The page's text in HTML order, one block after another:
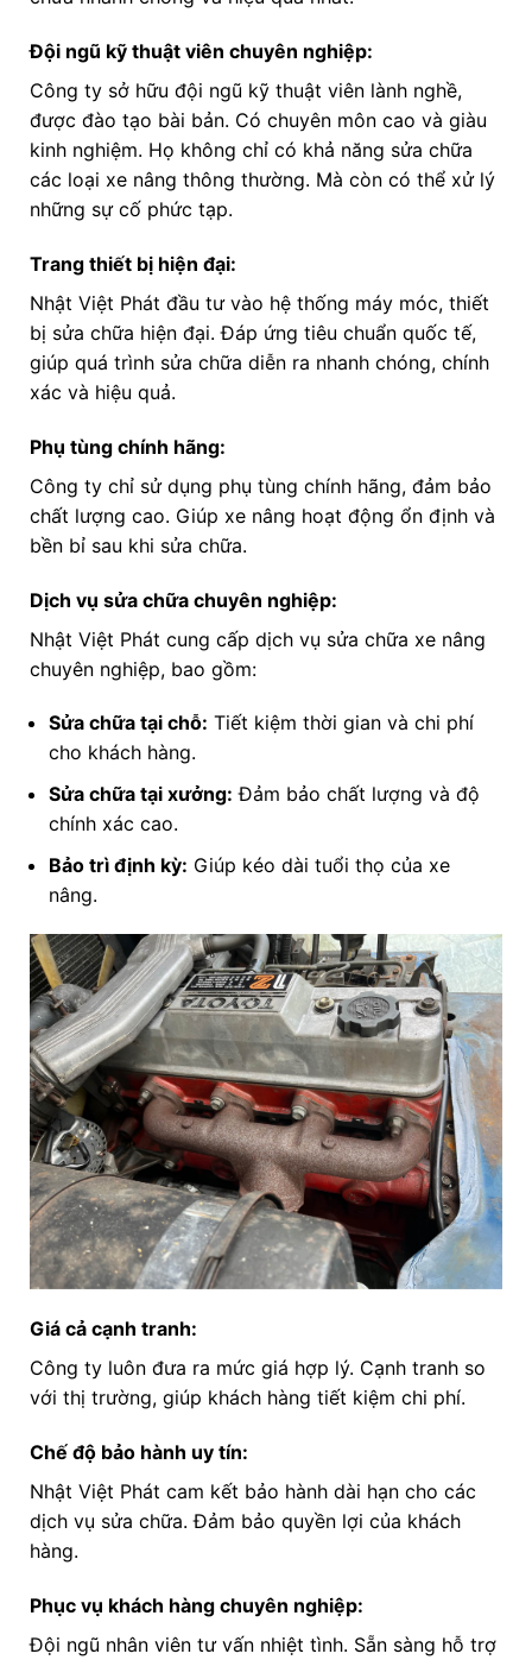
Đội ngũ kỹ thuật viên chuyên nghiệp:
Công ty sở hữu đội ngũ kỹ thuật viên lành nghề,
được đào tạo bài bản. Có chuyên môn cao và giàu
kinh nghiệm. Họ không chỉ có khả năng sửa chữa
các loại xe nâng thông thường. Mà còn có thể xử lý
những sự cố phức tạp.
Trang thiết bị hiện đại:
Nhật Việt Phát đầu tư vào hệ thống máy móc, thiết
bị sửa chữa hiện đại. Đáp ứng tiêu chuẩn quốc tế,
giúp quá trình sửa chữa diễn ra nhanh chóng, chính
xác và hiệu quả.
Phụ tùng chính hãng:
Công ty chỉ sử dụng phụ tùng chính hãng, đảm bảo
chất lượng cao. Giúp xe nâng hoạt động ổn định và
bền bỉ sau khi sửa chữa.
Dịch vụ sửa chữa chuyên nghiệp:
Nhật Việt Phát cung cấp dịch vụ sửa chữa xe nâng
chuyên nghiệp, bao gồm:
Sửa chữa tại chỗ: Tiết kiệm thời gian và chi phí
cho khách hàng.
Sửa chữa tại xưởng: Đảm bảo chất lượng và độ
chính xác cao.
Bảo trì định kỳ: Giúp kéo dài tuổi thọ của xe
nâng.
Giá cả cạnh tranh:
Công ty luôn đưa ra mức giá hợp lý. Cạnh tranh so
với thị trường, giúp khách hàng tiết kiệm chi phí.
Chế độ bảo hành uy tín:
Nhật Việt Phát cam kết bảo hành dài hạn cho các
dịch vụ sửa chữa. Đảm bảo quyền lợi của khách
hàng.
Phục vụ khách hàng chuyên nghiệp:
Đội ngũ nhân viên tư vấn nhiệt tình. Sẵn sàng hỗ trợ